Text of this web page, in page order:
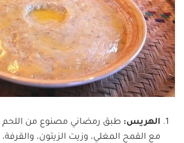
الهريس: طبق رمضاني مصنوع من
مع القمح المغلي، وزيت الزيتون،